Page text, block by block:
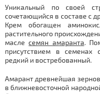
Уникальный по своей
сочетающийся в составе с
Крем обогащен
растительного
маслесемян амаранта.
присутствием в семенах
редкий и востребованный.
Амарант древнейшая
в ближневосточной